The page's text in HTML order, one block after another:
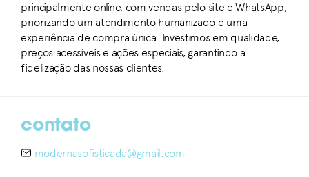
principalmente online, com vendas pelo site e WhatsApp,
priorizando um atendimento humanizado e uma
experiência de compra única. Investimos em qualidade,
preços acessíveis e ações especiais, garantindo a
fidelização das nossas clientes.
contato
modernasofisticada@gmail.com